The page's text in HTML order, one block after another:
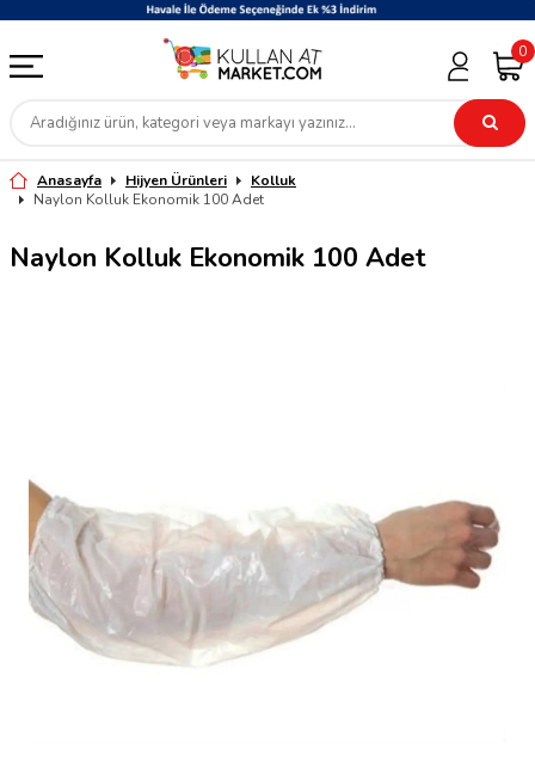
0
Anasayfa Hijyen Ürünleri
Kolluk
Naylon Kolluk Ekonomik 100 Adet
Naylon Kolluk Ekonomik 100 Adet